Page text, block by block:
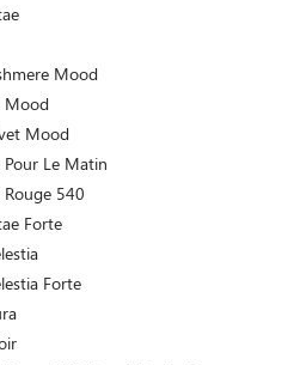
Mood
Mood
Mood
Pour Le Matin
Rouge 540
Forte
Forte